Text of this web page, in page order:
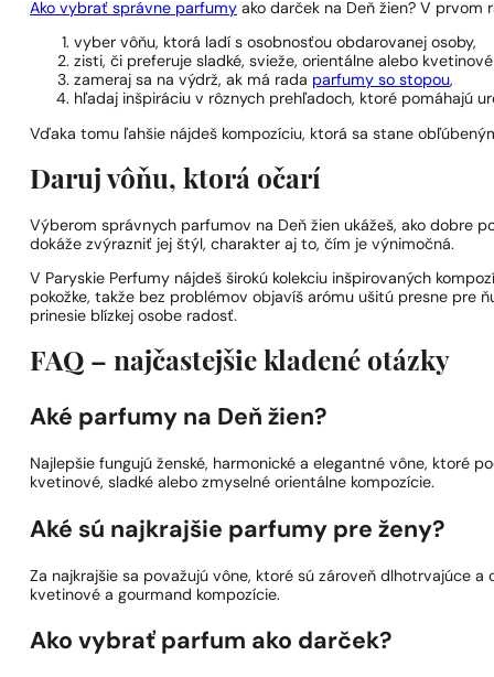
Ako vybrať správne parfumy ako darček na Deň žien? V
vyber vôňu, ktorá ladí s osobnosťou obdarovanej osoby,
zisti, či preferuje sladké, svieže, orientálne alebo
zameraj sa na výdrž, ak má rada parfumy so stopou,
hľadaj inšpiráciu v rôznych prehľadoch, ktoré pomáhajú
Vďaka tomu ľahšie nájdeš kompozíciu, ktorá sa stane
Daruj vôňu, ktorá očarí
Výberom správnych parfumov na Deň žien ukážeš, ako dobre
dokáže zvýrazniť jej štýl, charakter aj to, čím je výnimočná.
V Paryskie Perfumy nájdeš širokú kolekciu inšpirovaných
pokožke, takže bez problémov objavíš arómu ušitú presne pre
prinesie blízkej osobe radosť.
FAQ – najčastejšie kladené otázky
Aké parfumy na Deň žien?
Najlepšie fungujú ženské, harmonické a elegantné vône, ktoré
kvetinové, sladké alebo zmyselné orientálne kompozície.
Aké sú najkrajšie parfumy pre ženy?
Za najkrajšie sa považujú vône, ktoré sú zároveň dlhotrvajúce
kvetinové a gourmand kompozície.
Ako vybrať parfum ako darček?